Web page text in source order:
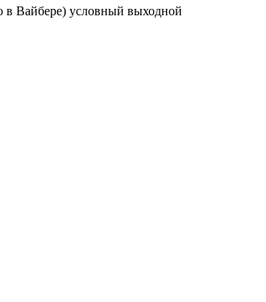
в Вайбере) условный выходной